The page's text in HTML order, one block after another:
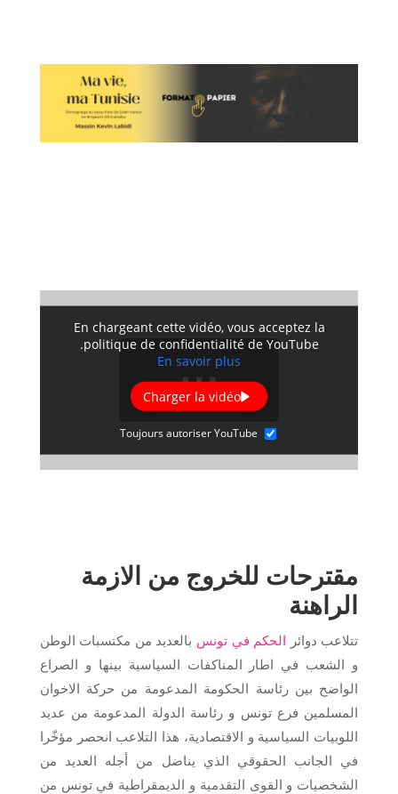
En chargeant cette vidéo, vous acceptez la
politique de confidentialité de YouTube.
En savoir plus
Charger la vidéo
Toujours autoriser YouTube
مقترحات للخروج من الازمة
الراهنة
تتلاعب دوائر الحكم في تونس بالعديد من مكتسبات الوطن
و الشعب في اطار المناكفات السياسية بينها و الصراع
الواضح بين رئاسة الحكومة المدعومة من حركة الاخوان
المسلمين فرع تونس و رئاسة الدولة المدعومة من عديد
اللوبيات السياسية و الاقتصادية، هذا التلاعب انحصر مؤخّرا
في الجانب الحقوقي الذي يناضل من أجله العديد من
الشخصيات و القوى التقدمية و الديمقراطية في تونس من